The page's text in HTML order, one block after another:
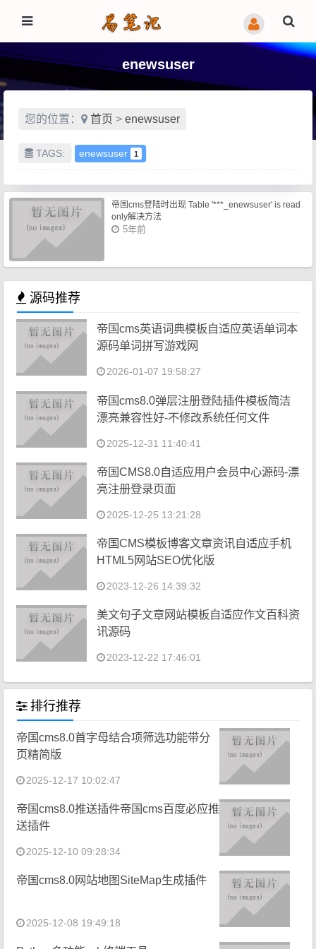
enewsuser
您的位置： 首页 > enewsuser
TAGS: enewsuser 1
帝国cms登陆时出现 Table '***_enewsuser' is read
only解决方法
5年前
源码推荐
帝国cms英语词典模板自适应英语单词本
源码单词拼写游戏网
2026-01-07 19:58:27
帝国cms8.0弹层注册登陆插件模板简洁
漂亮兼容性好-不修改系统任何文件
2025-12-31 11:40:41
帝国CMS8.0自适应用户会员中心源码-漂
亮注册登录页面
2025-12-25 13:21:28
帝国CMS模板博客文章资讯自适应手机
HTML5网站SEO优化版
2023-12-26 14:39:32
美文句子文章网站模板自适应作文百科资
讯源码
2023-12-22 17:46:01
排行推荐
帝国cms8.0首字母结合项筛选功能带分
页精简版
2025-12-17 10:02:47
帝国cms8.0推送插件帝国cms百度必应推
送插件
2025-12-10 09:28:34
帝国cms8.0网站地图SiteMap生成插件
2025-12-08 19:49:18